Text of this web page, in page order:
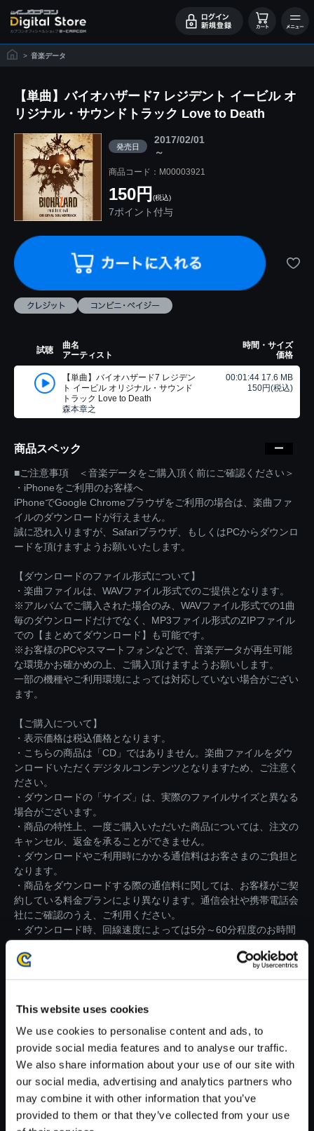
This website uses cookies
We use cookies to personalise content and ads, to
provide social media features and to analyse our traffic.
We also share information about your use of our site with
our social media, advertising and analytics partners who
may combine it with other information that you’ve
provided to them or that they’ve collected from your use
> 音楽データ
【単曲】バイオハザード7 レジデント イービル オ
リジナル・サウンドトラック Love to Death
発売日
2017/02/01
～
商品コード：M00003921
150円 (税込)
7ポイント付与
試聴
曲名
アーティスト
時間・サイズ
価格
【単曲】バイオハザード7 レジデン
ト イービル オリジナル・サウンド
トラック Love to Death
森本章之
00:01:44 17.6 MB
150円(税込)
商品スペック
■ご注意事項 ＜音楽データをご購入頂く前にご確認ください＞
・iPhoneをご利用のお客様へ
iPhoneでGoogle Chromeブラウザをご利用の場合は、楽曲ファ
イルのダウンロードが行えません。
誠に恐れ入りますが、Safariブラウザ、もしくはPCからダウンロ
ードを頂けますようお願いいたします。
【ダウンロードのファイル形式について】
・楽曲ファイルは、WAVファイル形式でのご提供となります。
※アルバムでご購入された場合のみ、WAVファイル形式での1曲
毎のダウンロードだけでなく、MP3ファイル形式のZIPファイル
での【まとめてダウンロード】も可能です。
※お客様のPCやスマートフォンなどで、音楽データが再生可能
な環境かお確かめの上、ご購入頂けますようお願いします。
一部の機種やご利用環境によっては対応していない場合がござい
ます。
【ご購入について】
・表示価格は税込価格となります。
・こちらの商品は「CD」ではありません。楽曲ファイルをダウ
ンロードいただくデジタルコンテンツとなりますため、ご注意く
ださい。
・ダウンロードの「サイズ」は、実際のファイルサイズと異なる
場合がございます。
・商品の特性上、一度ご購入いただいた商品については、注文の
キャンセル、返金を承ることができません。
・ダウンロードやご利用時にかかる通信料はお客さまのご負担と
なります。
・商品をダウンロードする際の通信料に関しては、お客様がご契
約している料金プランにより異なります。通信会社や携帯電話会
社にご確認のうえ、ご利用ください。
・ダウンロード時、回線速度によっては5分～60分程度のお時間
※ご購入いただいたファイルのダウンロードの際には、通信環境
【単曲】バイオハザード7 レジ
デント イービル オリジナル・サ
ウンドトラック Love to Death